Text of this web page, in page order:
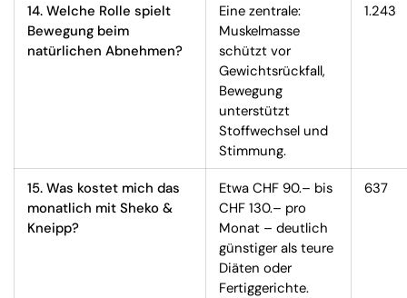
14. Welche Rolle spielt
Bewegung beim
natürlichen Abnehmen?
Eine zentrale:
Muskelmasse
schützt vor
Gewichtsrückfall,
Bewegung
unterstützt
Stoffwechsel und
Stimmung.
1.243
15. Was kostet mich das
monatlich mit Sheko &
Kneipp?
Etwa CHF 90.– bis
CHF 130.– pro
Monat – deutlich
günstiger als teure
Diäten oder
Fertiggerichte.
637